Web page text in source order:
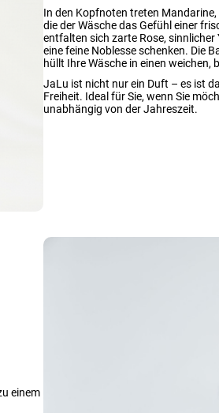
In den Kopfnoten treten
die der Wäsche das Gefühl einer
entfalten sich zarte Rose, sinnlicher
eine feine Noblesse schenken. Die
hüllt Ihre Wäsche in einen weichen,
JaLu ist nicht nur ein Duft – es ist
Freiheit. Ideal für Sie, wenn Sie
unabhängig von der Jahreszeit.
einem